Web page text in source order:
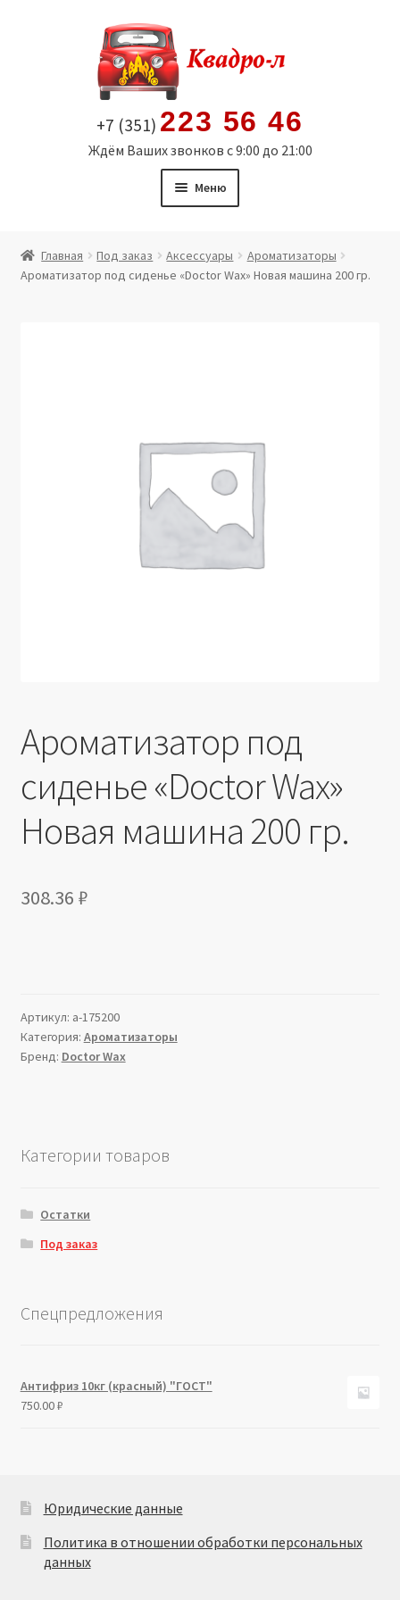
содержимому
+7 (351) 223 56 46
Ждём Ваших звонков с 9:00 до 21:00
Меню
Витрина
Юридические данные
Главная Под заказ Аксессуары
Ароматизаторы
Ароматизатор под сиденье «Doctor Wax» Новая машина 200 гр.
Ароматизатор под
сиденье «Doctor Wax»
Новая машина 200 гр.
308.36 ₽
Артикул: a-175200
Категория: Ароматизаторы
Бренд: Doctor Wax
Категории товаров
Остатки
Под заказ
Спецпредложения
Антифриз 10кг (красный) "ГОСТ"
750.00₽
Юридические данные
Политика в отношении обработки персональных
данных